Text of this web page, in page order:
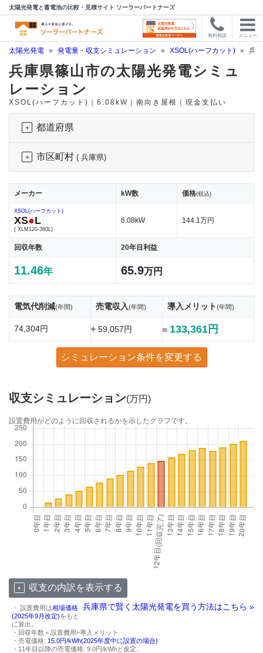
太陽光発電と蓄電池の比較・見積サイト ソーラーパートナーズ
無料相談 メニュー
太陽光発電 » 発電量・収支シミュレーション » XSOL(ハーフカット) » 兵
兵庫県篠山市の太陽光発電シミュ
レーション
XSOL(ハーフカット)｜6.08kW｜南向き屋根｜現金支払い
都道府県
市区町村 ( 兵庫県)
メーカー kW数 価格(税込)
XSOL(ハーフカット)
XS●L
( XLM120-380L)
6.08kW 144.1万円
回収年数 20年目利益
11.46年 65.9万円
電気代削減(年間) 売電収入(年間) 導入メリット(年間)
74,304円 +59,057円 = 133,361円
シミュレーション条件を変更する
収支シミュレーション(万円)
設置費用がどのように回収されるかを示したグラフです。
収支の内訳を表示する
兵庫県で賢く太陽光発電を買う方法はこちら »
・ 設置費用は相場価格
(2025年9月改定)をもと
に算出。
・回収年数＝設置費用÷導入メリット
・売電価格: 15.0円/kWh(2025年度中に設置の場合)
・11年目以降の売電価格: 9.0円/kWhと仮定。